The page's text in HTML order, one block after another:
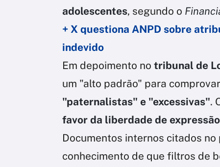
adolescentes, segundo o
+ X questiona ANPD sobre
indevido
Em depoimento no tribunal de
um "alto padrão" para
"paternalistas" e "excessivas".
favor da liberdade de
Documentos internos citados
conhecimento de que filtros de